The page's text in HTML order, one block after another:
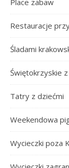
Restauracje
Śladami
Świętokrzyskie
Tatry z dziećmi
Weekendowa
Wycieczki poza